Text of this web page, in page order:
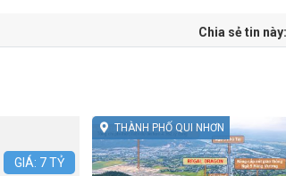
Chia sẻ tin
GIÁ: 7TỶ
THÀNH PHỐ QUI NHƠN